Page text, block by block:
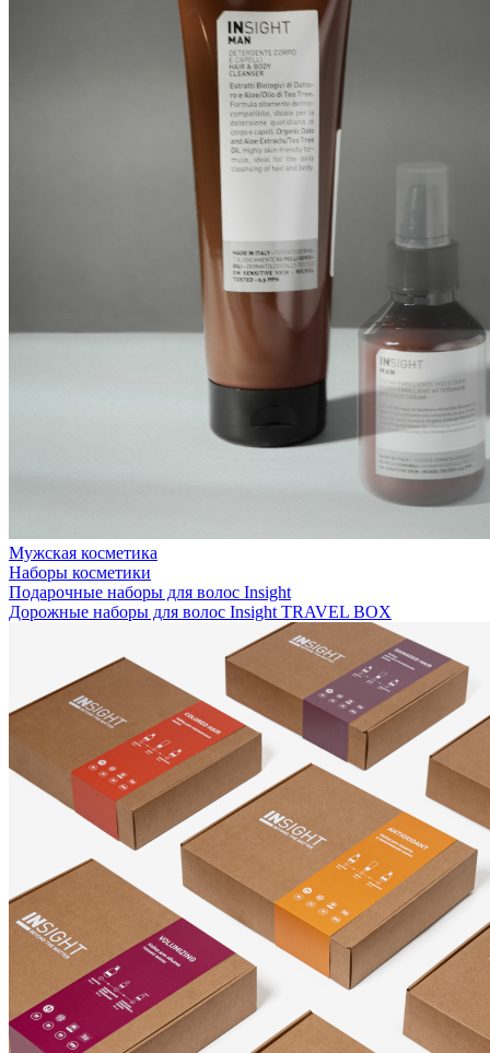
Мужская косметика
Наборы косметики
Подарочные наборы для волос Insight
Дорожные наборы для волос Insight TRAVEL BOX